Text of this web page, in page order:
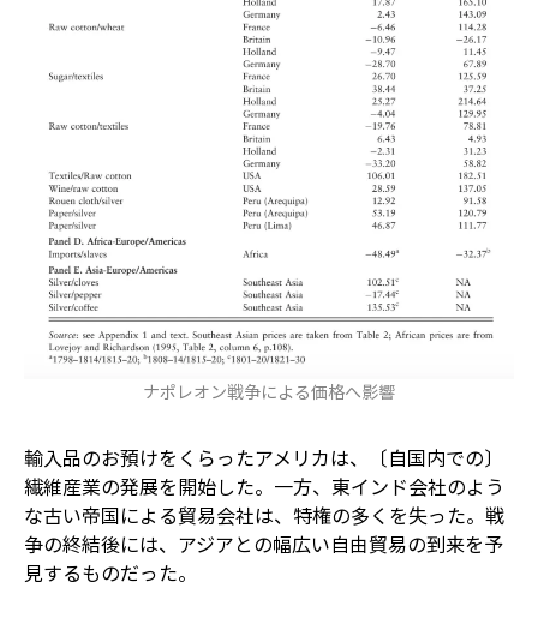
ナポレオン戦争による価格へ影響
輸入品のお預けをくらったアメリカは、〔自国内での〕
繊維産業の発展を開始した。一方、東インド会社のよう
な古い帝国による貿易会社は、特権の多くを失った。戦
争の終結後には、アジアとの幅広い自由貿易の到来を予
見するものだった。